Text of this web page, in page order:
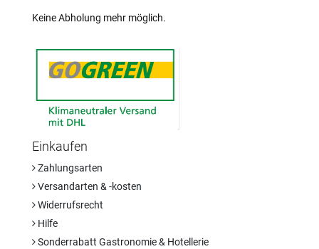
Keine Abholung mehr möglich.
Einkaufen
Zahlungsarten
Versandarten & -kosten
Widerrufsrecht
Hilfe
Sonderrabatt Gastronomie & Hotellerie